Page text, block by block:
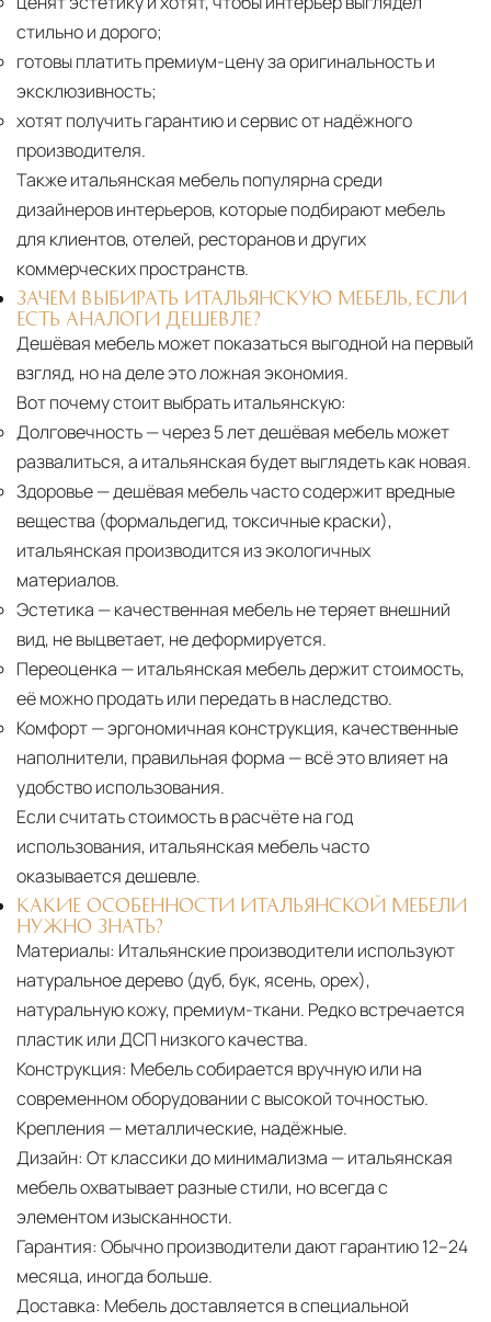
стильно и дорого;
готовы платить премиум-цену за оригинальность и
эксклюзивность;
хотят получить гарантию и сервис от надёжного
производителя.
Также итальянская мебель популярна среди
дизайнеров интерьеров, которые подбирают мебель
для клиентов, отелей, ресторанов и других
коммерческих пространств.
ЗАЧЕМ ВЫБИРАТЬ ИТАЛЬЯНСКУЮ МЕБЕЛЬ, ЕСЛИ
ЕСТЬ АНАЛОГИ ДЕШЕВЛЕ?
Дешёвая мебель может показаться выгодной на первый
взгляд, но на деле это ложная экономия.
Вот почему стоит выбрать итальянскую:
Долговечность— через 5 лет дешёвая мебель может
развалиться, а итальянская будет выглядеть как новая.
Здоровье— дешёвая мебель часто содержит вредные
вещества (формальдегид, токсичные краски),
итальянская производится из экологичных
материалов.
Эстетика — качественная мебель не теряет внешний
вид, не выцветает, не деформируется.
Переоценка — итальянская мебель держит стоимость,
её можно продать или передать в наследство.
Комфорт— эргономичная конструкция, качественные
наполнители, правильная форма — всё это влияет на
удобство использования.
Если считать стоимость в расчёте на год
использования, итальянская мебель часто
оказывается дешевле.
КАКИЕ ОСОБЕННОСТИ ИТАЛЬЯНСКОЙ МЕБЕЛИ
НУЖНО ЗНАТЬ?
Материалы: Итальянские производители используют
натуральное дерево (дуб, бук, ясень, орех),
натуральную кожу, премиум-ткани. Редко встречается
пластик или ДСП низкого качества.
Конструкция: Мебель собирается вручную или на
современном оборудовании с высокой точностью.
Крепления — металлические, надёжные.
Дизайн: От классики до минимализма — итальянская
мебель охватывает разные стили, но всегда с
элементом изысканности.
Гарантия: Обычно производители дают гарантию 12–24
месяца, иногда больше.
Доставка: Мебель доставляется в специальной